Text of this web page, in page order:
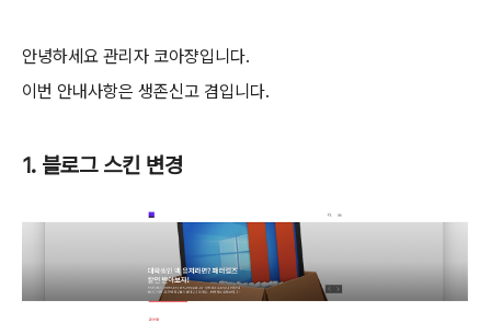
안녕하세요 관리자 코아쟝입니다.
이번 안내사항은 생존신고 겸입니다.
1. 블로그 스킨 변경